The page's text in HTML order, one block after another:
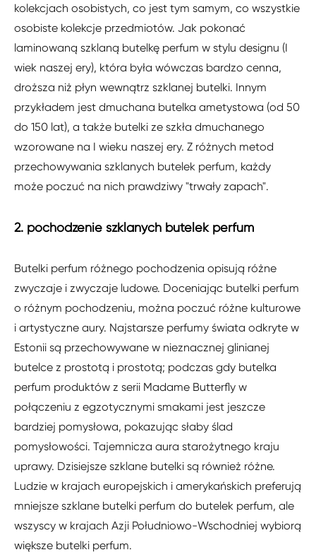
kolekcjach osobistych, co jest tym samym, co wszystkie
osobiste kolekcje przedmiotów. Jak pokonać
laminowaną szklaną butelkę perfum w stylu designu (I
wiek naszej ery), która była wówczas bardzo cenna,
droższa niż płyn wewnątrz szklanej butelki. Innym
przykładem jest dmuchana butelka ametystowa (od 50
do 150 lat), a także butelki ze szkła dmuchanego
wzorowane na I wieku naszej ery. Z różnych metod
przechowywania szklanych butelek perfum, każdy
może poczuć na nich prawdziwy "trwały zapach".
2. pochodzenie szklanych butelek perfum
Butelki perfum różnego pochodzenia opisują różne
zwyczaje i zwyczaje ludowe. Doceniając butelki perfum
o różnym pochodzeniu, można poczuć różne kulturowe
i artystyczne aury. Najstarsze perfumy świata odkryte w
Estonii są przechowywane w nieznacznej glinianej
butelce z prostotą i prostotą; podczas gdy butelka
perfum produktów z serii Madame Butterfly w
połączeniu z egzotycznymi smakami jest jeszcze
bardziej pomysłowa, pokazując słaby ślad
pomysłowości. Tajemnicza aura starożytnego kraju
uprawy. Dzisiejsze szklane butelki są również różne.
Ludzie w krajach europejskich i amerykańskich preferują
mniejsze szklane butelki perfum do butelek perfum, ale
wszyscy w krajach Azji Południowo-Wschodniej wybiorą
większe butelki perfum.